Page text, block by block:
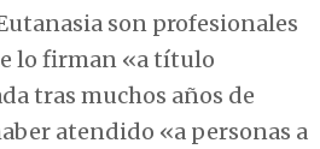
son profesionales
lo firman «a título
tras muchos años de
atendido «a personas a